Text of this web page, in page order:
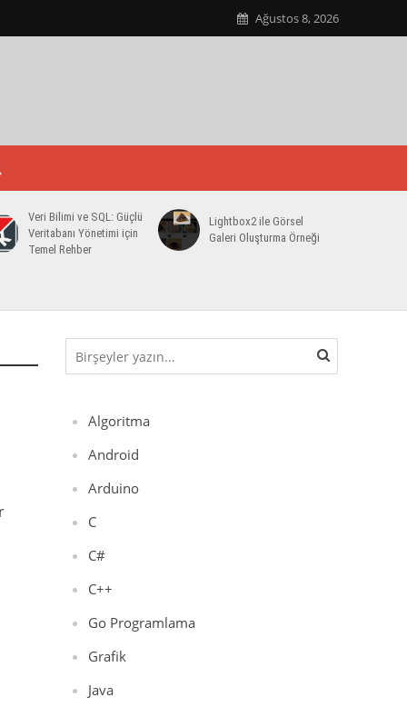
Ağustos 8, 2026
Veri Bilimi ve SQL: Güçlü
Veritabanı Yönetimi için
Temel Rehber
Lightbox2 ile Görsel
Galeri Oluşturma Örneği
Algoritma
Android
Arduino
C
C#
C++
Go Programlama
Grafik
Java